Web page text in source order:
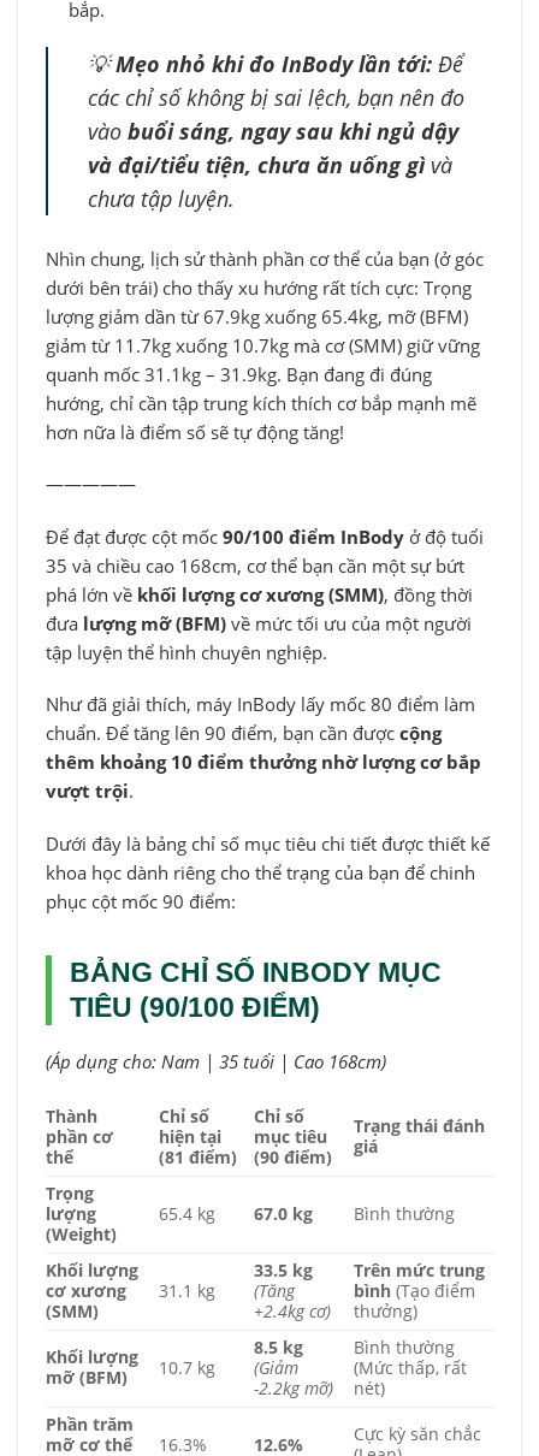
bắp.
💡Mẹo nhỏ khi đo InBody lần tới: Để
các chỉ số không bị sai lệch, bạn nên đo
vàobuổi sáng, ngay sau khi ngủ dậy
và đại/tiểu tiện, chưa ăn uống gì và
chưa tập luyện.
Nhìn chung, lịch sử thành phần cơ thể của bạn (ở góc
dưới bên trái) cho thấy xu hướng rất tích cực: Trọng
lượng giảm dần từ 67.9kg xuống 65.4kg, mỡ (BFM)
giảm từ 11.7kg xuống 10.7kg mà cơ (SMM) giữ vững
quanh mốc 31.1kg – 31.9kg. Bạn đang đi đúng
hướng, chỉ cần tập trung kích thích cơ bắp mạnh mẽ
hơn nữa là điểm số sẽ tự động tăng!
—————
Để đạt được cột mốc 90/100 điểm InBodyở độ tuổi
35 và chiều cao 168cm, cơ thể bạn cần một sự bứt
phá lớn về khối lượng cơ xương (SMM), đồng thời
đưa lượng mỡ (BFM)về mức tối ưu của một người
tập luyện thể hình chuyên nghiệp.
Như đã giải thích, máy InBody lấy mốc 80 điểm làm
chuẩn. Để tăng lên 90 điểm, bạn cần được cộng
thêm khoảng 10 điểm thưởng nhờ lượng cơ bắp
vượt trội.
Dưới đây là bảng chỉ số mục tiêu chi tiết được thiết kế
khoa học dành riêng cho thể trạng của bạn để chinh
phục cột mốc 90 điểm:
BẢNG CHỈ SỐ INBODY MỤC
TIÊU (90/100 ĐIỂM)
(Áp dụng cho: Nam | 35 tuổi | Cao 168cm)
Thành
phần cơ
thể
Chỉ số
hiện tại
(81 điểm)
Chỉ số
mục tiêu
(90 điểm)
Trạng thái đánh
giá
Trọng
lượng
(Weight)
65.4 kg 67.0 kg Bình thường
Khối lượng
cơ xương
(SMM)
31.1 kg
33.5 kg
(Tăng
+2.4kg cơ)
Trên mức trung
bình (Tạo điểm
thưởng)
Khối lượng
mỡ (BFM)
10.7 kg
8.5 kg
(Giảm
-2.2kg mỡ)
Bình thường
(Mức thấp, rất
nét)
Phần trăm
mỡ cơ thể
16.3% 12.6%
Cực kỳ săn chắc